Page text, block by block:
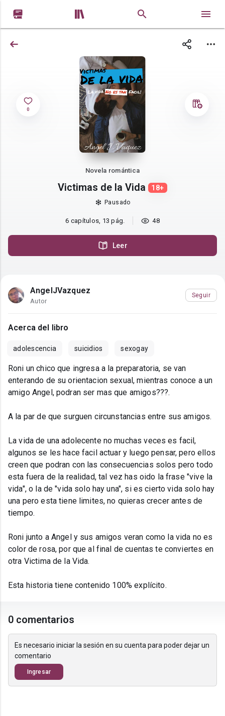
 
0
Novela romántica
Victimas de la Vida 18+
Pausado
6 capítulos, 13 pág. 48
Leer
AngelJVazquez
Autor
Seguir
Acerca del libro
adolescencia suicidios sexogay
Roni un chico que ingresa a la preparatoria, se van
enterando de su orientacion sexual, mientras conoce a un
amigo Angel, podran ser mas que amigos???.
A la par de que surguen circunstancias entre sus amigos.
La vida de una adolecente no muchas veces es facil,
algunos se les hace facil actuar y luego pensar, pero ellos
creen que podran con las consecuencias solos pero todo
esta fuera de la realidad, tal vez has oido la frase "vive la
vida", o la de "vida solo hay una", si es cierto vida solo hay
una pero esta tiene limites, no quieras crecer antes de
tiempo.
Roni junto a Angel y sus amigos veran como la vida no es
color de rosa, por que al final de cuentas te conviertes en
otra Victima de la Vida.
Esta historia tiene contenido 100% explícito.
0 comentarios
Es necesario iniciar la sesión en su cuenta para poder dejar un
comentario
Ingresar